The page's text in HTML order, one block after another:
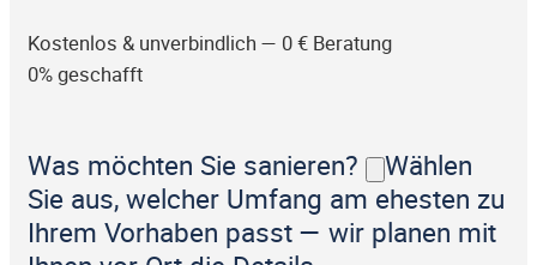
Kostenlos & unverbindlich — 0 € Beratung
0% geschafft
Was möchten Sie sanieren?
Wählen
Sie aus, welcher Umfang am ehesten zu
Ihrem Vorhaben passt — wir planen mit